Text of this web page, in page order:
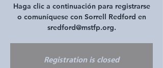
Haga clic a continuación para registrarse
o comuníquese con Sorrell Redford en
sredford@mstfp.org.
Registration is closed